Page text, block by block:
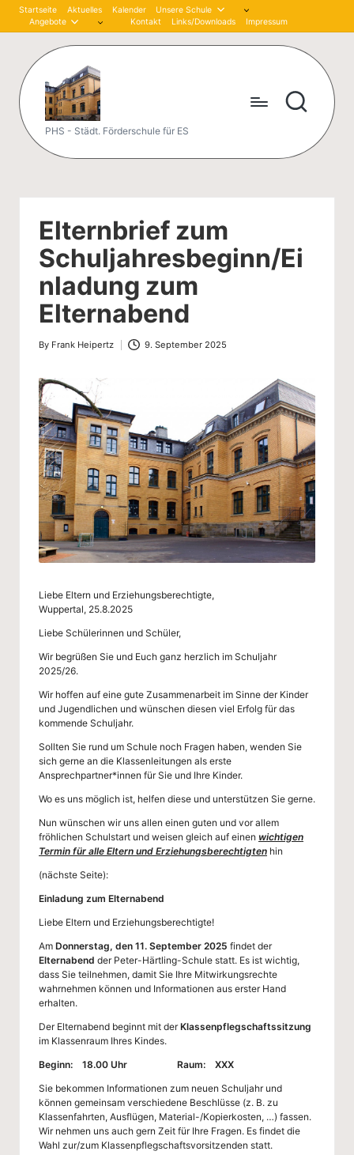
Skip
Startseite Aktuelles Kalender
Unsere Schule
Angebote
Kontakt Links/Downloads Impressum
P
et
er
-
H
är
tli
n
g
-
S
c
h
ul
e
W
p
p
er
ta
l
PHS - Städt. Förderschule für ES
Elternbrief zum
Schuljahresbeginn/Ei
nladung zum
Elternabend
Posted
By Frank Heipertz 9. September 2025
Liebe Eltern und Erziehungsberechtigte,
Wuppertal, 25.8.2025
Liebe Schülerinnen und Schüler,
Wir begrüßen Sie und Euch ganz herzlich im Schuljahr
2025/26.
Wir hoffen auf eine gute Zusammenarbeit im Sinne der Kinder
und Jugendlichen und wünschen diesen viel Erfolg für das
kommende Schuljahr.
Sollten Sie rund um Schule noch Fragen haben, wenden Sie
sich gerne an die Klassenleitungen als erste
Ansprechpartner*innen für Sie und Ihre Kinder.
Wo es uns möglich ist, helfen diese und unterstützen Sie gerne.
Nun wünschen wir uns allen einen guten und vor allem
fröhlichen Schulstart und weisen gleich auf einen wichtigen
Termin für alle Eltern und Erziehungsberechtigten hin
(nächste Seite):
Einladung zum Elternabend
Liebe Eltern und Erziehungsberechtigte!
Am Donnerstag, den 11. September 2025 findet der
Elternabend der Peter-Härtling-Schule statt. Es ist wichtig,
dass Sie teilnehmen, damit Sie Ihre Mitwirkungsrechte
wahrnehmen können und Informationen aus erster Hand
erhalten.
Der Elternabend beginnt mit derKlassenpflegschaftssitzung
im Klassenraum Ihres Kindes.
Beginn:
18.00 Uhr Raum:
XXX
Sie bekommen Informationen zum neuen Schuljahr und
können gemeinsam verschiedene Beschlüsse (z. B. zu
Klassenfahrten, Ausflügen, Material-/Kopierkosten, …) fassen.
Wir nehmen uns auch gern Zeit für Ihre Fragen. Es findet die
Wahl zur/zum Klassenpflegschaftsvorsitzenden statt.